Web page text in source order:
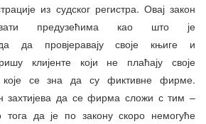
из судског регистра. Овај закон
предузећима као што је
да провјеравају своје књиге и
клијенте који не плаћају своје
се зна да су фиктивне фирме.
захтијева да се фирма сложи с тим –
да је по закону скоро немогуће